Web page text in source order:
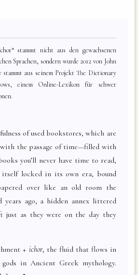
stammt nicht aus den gewachsenen
Sprachen, sondern wurde 2012 von John
stammt aus seinem Projekt The Dictionary
einem Online-Lexikon für schwer
of used bookstores, which are
with the passage of time—filled with
you’ll never have time to read,
locked in its own era, bound
over like an old room the
years ago, a hidden annex littered
just as they were on the day they
+ ichor, the fluid that flows in
in Ancient Greek mythology.